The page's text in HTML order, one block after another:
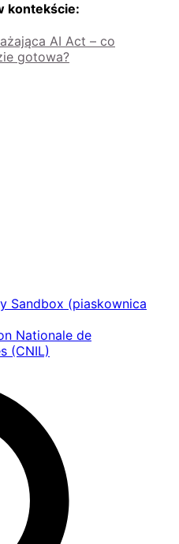
kontekście:
AI Act – co
gotowa?
Sandbox (piaskownica
Nationale de
(CNIL)